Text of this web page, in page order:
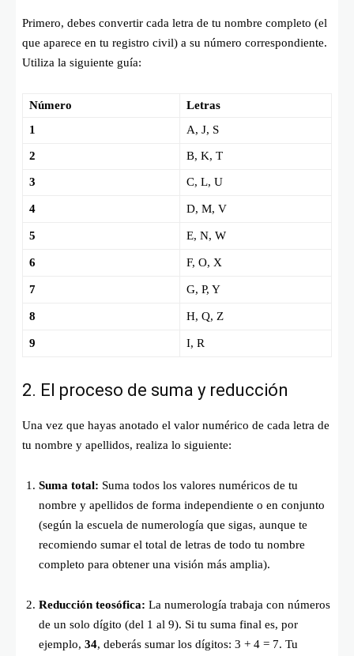
Primero, debes convertir cada letra de tu nombre completo (el
que aparece en tu registro civil) a su número correspondiente.
Utiliza la siguiente guía:
Número
Letras
1
A, J, S
2 B, K, T
3 C, L, U
4 D, M, V
5 E, N, W
6 F, O, X
7 G, P, Y
8 H, Q, Z
9 I, R
2. El proceso de suma y reducción
Una vez que hayas anotado el valor numérico de cada letra de
tu nombre y apellidos, realiza lo siguiente:
Suma total: Suma todos los valores numéricos de tu
nombre y apellidos de forma independiente o en conjunto
(según la escuela de numerología que sigas, aunque te
recomiendo sumar el total de letras de todo tu nombre
completo para obtener una visión más amplia).
Reducción teosófica: La numerología trabaja con números
de un solo dígito (del 1 al 9). Si tu suma final es, por
ejemplo, 34, deberás sumar los dígitos: 3 + 4 = 7. Tu